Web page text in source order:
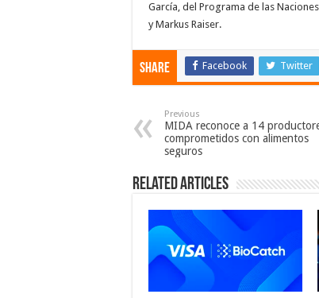
García, del Programa de las
y Markus Raiser.
Share Facebook Twitter
Previous
MIDA reconoce a 14
comprometidos con alimentos
seguros
Related Articles